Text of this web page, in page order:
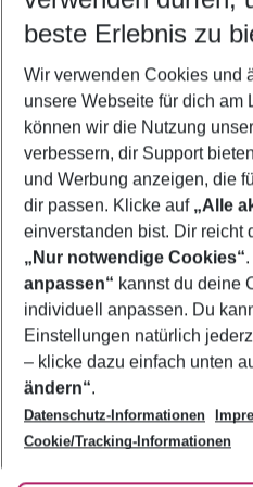
5-8
2 Erwachsene Keine Kinder
Mehr Filter
Footer
Footer navigation
Über uns
AGB
Bestpreisgarantie
Cookie-Einstellungen ändern
Cookie-Richtlinie
Agenturbetreuung
Barrierefreies Reisen
Folge uns
beste Erlebnis zu
Wir verwenden Cookies und
unsere Webseite für dich am
können wir die Nutzung
verbessern, dir Support
und Werbung anzeigen, die
dir passen. Klicke auf „Alle
einverstanden bist. Dir reicht
„Nur notwendige Cookies“
anpassen“ kannst du deine
individuell anpassen. Du
Einstellungen natürlich
– klicke dazu einfach unten
ändern“.
Datenschutz-Informationen
Cookie/Tracking-Informationen